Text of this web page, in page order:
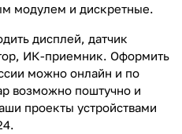
модулем и дискретные.
дисплей, датчик
ИК-приемник. Оформить
можно онлайн и по
возможно поштучно и
проекты устройствами